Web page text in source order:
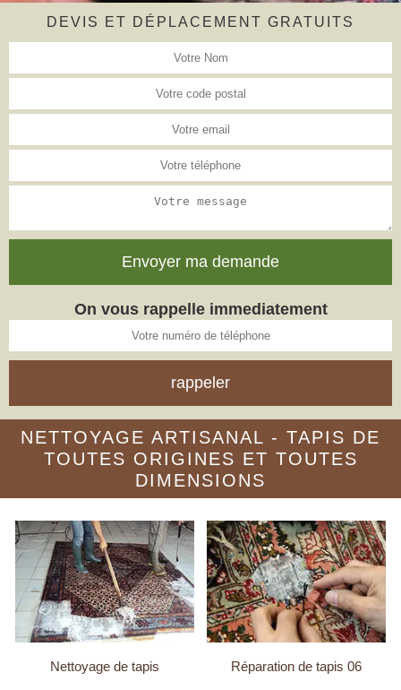
DEVIS ET DÉPLACEMENT GRATUITS
On vous rappelle immediatement
NETTOYAGE ARTISANAL - TAPIS DE
TOUTES ORIGINES ET TOUTES
DIMENSIONS
Nettoyage de tapis Réparation de tapis 06